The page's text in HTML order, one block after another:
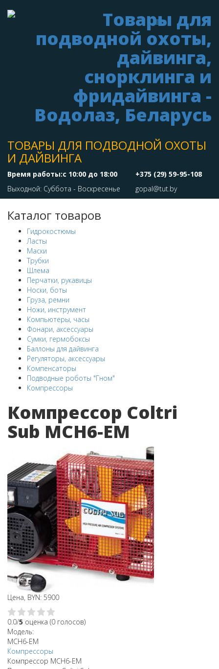
ТОВАРЫ ДЛЯ ПОДВОДНОЙ ОХОТЫ
И ДАЙВИНГА
Время работы:с 10:00 до 18:00
Выходной: Суббота - Воскресенье
+375 (29) 59-95-108
gopal@tut.by
Каталог товаров
Гидрокостюмы
Ласты
Маски
Трубки
Шлема
Перчатки, рукавицы
Носки, боты
Груза, ремни
Ножи, инструмент
Компьютеры, часы
Фонари, аксессуары
Сумки, гермобоксы
Баллоны для дайвинга
Регуляторы, аксессуары
Компенсаторы
Подводные роботы "Гном"
Компрессоры
Компрессор Coltri
Sub MCH6-EM
Цена, BYN: 5900
0.0/5 оценка (0 голосов)
Модель:
MCH6-EM
Компрессоры
Компрессор MCH6-EM